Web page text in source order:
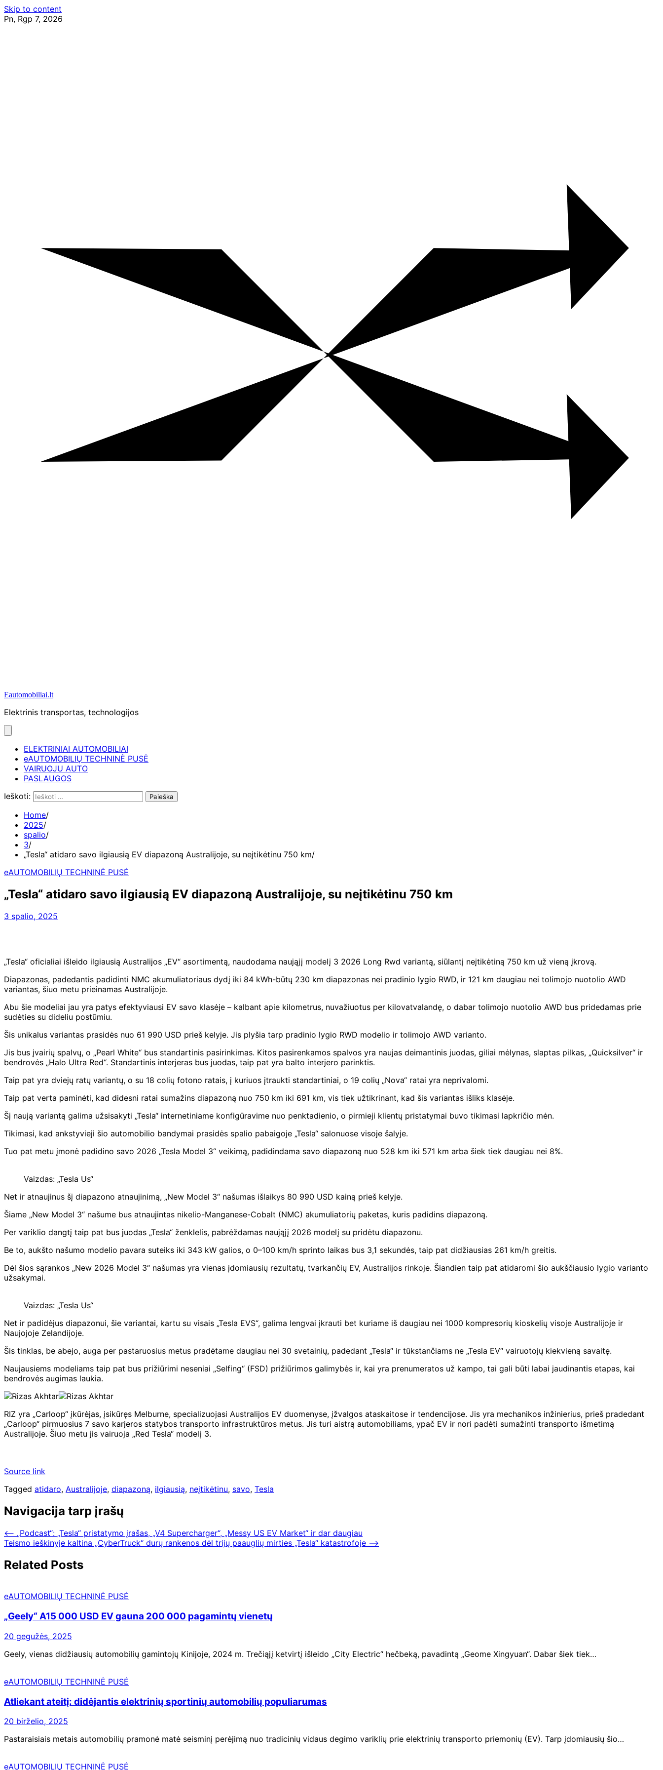
Skip to content
Pn, Rgp 7, 2026
Eautomobiliai.lt
Elektrinis transportas, technologijos
ELEKTRINIAI AUTOMOBILIAI
eAUTOMOBILIŲ TECHNINĖ PUSĖ
VAIRUOJU AUTO
PASLAUGOS
Ieškoti:
Home
2025
spalio
3
„Tesla“ atidaro savo ilgiausią EV diapazoną Australijoje, su neįtikėtinu 750 km
eAUTOMOBILIŲ TECHNINĖ PUSĖ
„Tesla“ atidaro savo ilgiausią EV diapazoną Australijoje, su neįtikėtinu 750 km
3 spalio, 2025
„Tesla“ oficialiai išleido ilgiausią Australijos „EV“ asortimentą, naudodama naująjį modelį 3 2026 Long Rwd variantą, siūlantį neįtikėtiną 750 km už vieną įkrovą.
Diapazonas, padedantis padidinti NMC akumuliatoriaus dydį iki 84 kWh-būtų 230 km diapazonas nei pradinio lygio RWD, ir 121 km daugiau nei tolimojo nuotolio AWD
variantas, šiuo metu prieinamas Australijoje.
Abu šie modeliai jau yra patys efektyviausi EV savo klasėje – kalbant apie kilometrus, nuvažiuotus per kilovatvalandę, o dabar tolimojo nuotolio AWD bus pridedamas prie
sudėties su dideliu postūmiu.
Šis unikalus variantas prasidės nuo 61 990 USD prieš kelyje. Jis plyšia tarp pradinio lygio RWD modelio ir tolimojo AWD varianto.
Jis bus įvairių spalvų, o „Pearl White“ bus standartinis pasirinkimas. Kitos pasirenkamos spalvos yra naujas deimantinis juodas, giliai mėlynas, slaptas pilkas, „Quicksilver“ ir
bendrovės „Halo Ultra Red“. Standartinis interjeras bus juodas, taip pat yra balto interjero parinktis.
Taip pat yra dviejų ratų variantų, o su 18 colių fotono ratais, į kuriuos įtraukti standartiniai, o 19 colių „Nova“ ratai yra neprivalomi.
Taip pat verta paminėti, kad didesni ratai sumažins diapazoną nuo 750 km iki 691 km, vis tiek užtikrinant, kad šis variantas išliks klasėje.
Šį naują variantą galima užsisakyti „Tesla“ internetiniame konfigūravime nuo penktadienio, o pirmieji klientų pristatymai buvo tikimasi lapkričio mėn.
Tikimasi, kad ankstyvieji šio automobilio bandymai prasidės spalio pabaigoje „Tesla“ salonuose visoje šalyje.
Tuo pat metu įmonė padidino savo 2026 „Tesla Model 3“ veikimą, padidindama savo diapazoną nuo 528 km iki 571 km arba šiek tiek daugiau nei 8%.
Vaizdas: „Tesla Us“
Net ir atnaujinus šį diapazono atnaujinimą, „New Model 3“ našumas išlaikys 80 990 USD kainą prieš kelyje.
Šiame „New Model 3“ našume bus atnaujintas nikelio-Manganese-Cobalt (NMC) akumuliatorių paketas, kuris padidins diapazoną.
Per variklio dangtį taip pat bus juodas „Tesla“ ženklelis, pabrėždamas naująjį 2026 modelį su pridėtu diapazonu.
Be to, aukšto našumo modelio pavara suteiks iki 343 kW galios, o 0–100 km/h sprinto laikas bus 3,1 sekundės, taip pat didžiausias 261 km/h greitis.
Dėl šios sąrankos „New 2026 Model 3“ našumas yra vienas įdomiausių rezultatų, tvarkančių EV, Australijos rinkoje. Šiandien taip pat atidaromi šio aukščiausio lygio varianto
užsakymai.
Vaizdas: „Tesla Us“
Net ir padidėjus diapazonui, šie variantai, kartu su visais „Tesla EVS“, galima lengvai įkrauti bet kuriame iš daugiau nei 1000 kompresorių kioskelių visoje Australijoje ir
Naujojoje Zelandijoje.
Šis tinklas, be abejo, auga per pastaruosius metus pradėtame daugiau nei 30 svetainių, padedant „Tesla“ ir tūkstančiams ne „Tesla EV“ vairuotojų kiekvieną savaitę.
Naujausiems modeliams taip pat bus prižiūrimi neseniai „Selfing“ (FSD) prižiūrimos galimybės ir, kai yra prenumeratos už kampo, tai gali būti labai jaudinantis etapas, kai
bendrovės augimas laukia.
RIZ yra „Carloop“ įkūrėjas, įsikūręs Melburne, specializuojasi Australijos EV duomenyse, įžvalgos ataskaitose ir tendencijose. Jis yra mechanikos inžinierius, prieš pradedant
„Carloop“ pirmuosius 7 savo karjeros statybos transporto infrastruktūros metus. Jis turi aistrą automobiliams, ypač EV ir nori padėti sumažinti transporto išmetimą
Australijoje. Šiuo metu jis vairuoja „Red Tesla“ modelį 3.
Source link
Tagged atidaro, Australijoje, diapazoną, ilgiausią, neįtikėtinu, savo, Tesla
Navigacija tarp įrašų
⟵ „Podcast“: „Tesla“ pristatymo įrašas, „V4 Supercharger“, „Messy US EV Market“ ir dar daugiau
Teismo ieškinyje kaltina „CyberTruck“ durų rankenos dėl trijų paauglių mirties „Tesla“ katastrofoje ⟶
Related Posts
eAUTOMOBILIŲ TECHNINĖ PUSĖ
„Geely“ A15 000 USD EV gauna 200 000 pagamintų vienetų
20 gegužės, 2025
Geely, vienas didžiausių automobilių gamintojų Kinijoje, 2024 m. Trečiąjį ketvirtį išleido „City Electric“ hečbeką, pavadintą „Geome Xingyuan“. Dabar šiek tiek…
eAUTOMOBILIŲ TECHNINĖ PUSĖ
Atliekant ateitį: didėjantis elektrinių sportinių automobilių populiarumas
20 birželio, 2025
Pastaraisiais metais automobilių pramonė matė seisminį perėjimą nuo tradicinių vidaus degimo variklių prie elektrinių transporto priemonių (EV). Tarp įdomiausių šio…
eAUTOMOBILIŲ TECHNINĖ PUSĖ